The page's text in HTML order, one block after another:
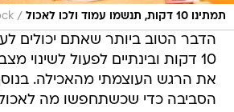
תמתינו 10 דקות, תנשמו עמוד ולכו לאכול /
הדבר הטוב ביותר שאתם יכולים
10 דקות ובינתיים לפעול לשינוי
את הרגש העוצמתי מהאכילה.
הסביבה כדי שכשתחפשו מה